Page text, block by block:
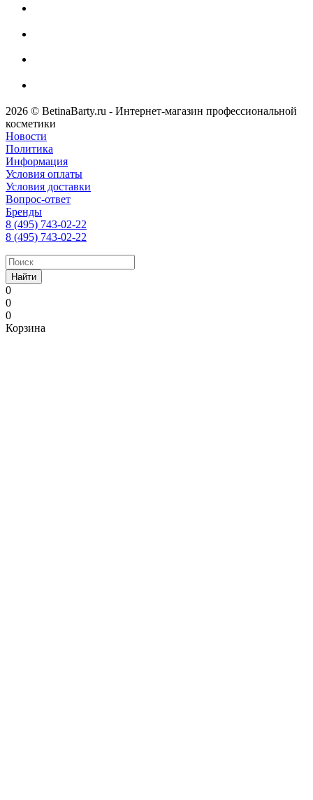
2026 © BetinaBarty.ru - Интернет-магазин профессиональной
косметики
Новости
Политика
Информация
Условия оплаты
Условия доставки
Вопрос-ответ
Бренды
8 (495) 743-02-22
8 (495) 743-02-22
Найти
0
0
0
Корзина